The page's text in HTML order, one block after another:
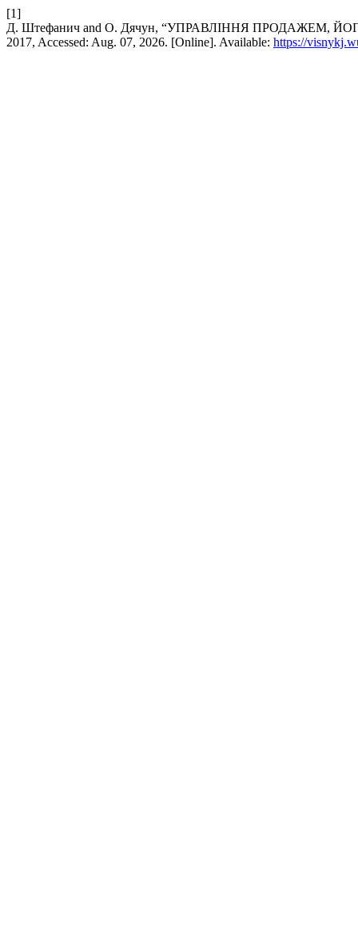
[1]
Д. Штефанич and О. Дячун, “УПРАВЛІННЯ ПРОДАЖЕМ,
2017, Accessed: Aug. 07, 2026. [Online]. Available: https://